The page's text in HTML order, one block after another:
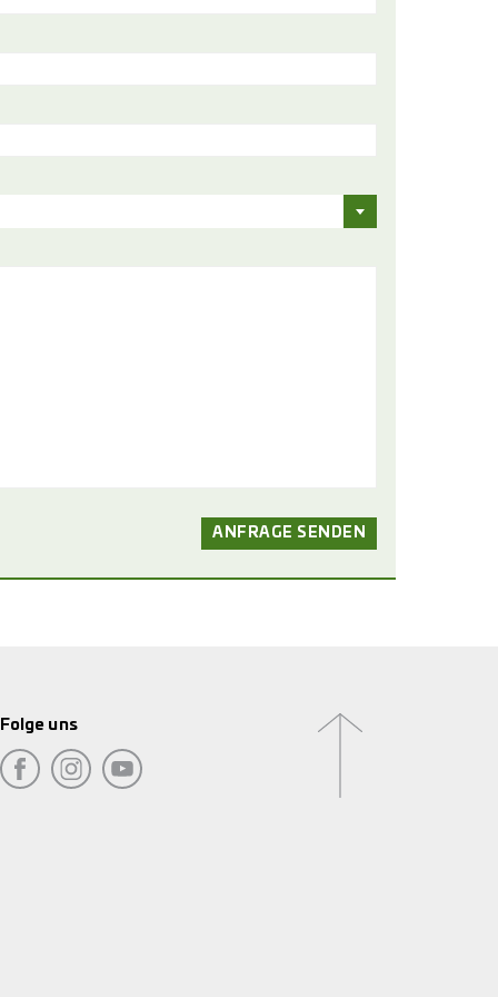
Folge uns